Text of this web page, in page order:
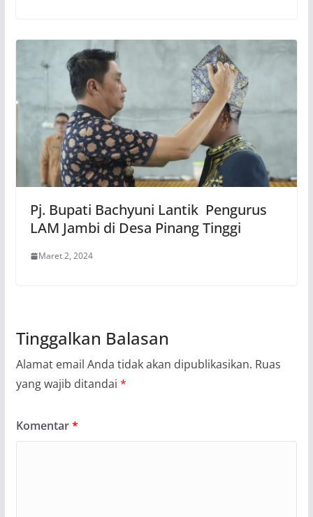
Pj. Bupati Bachyuni Lantik Pengurus
LAM Jambi di Desa Pinang Tinggi
Maret 2, 2024
Tinggalkan Balasan
Alamat email Anda tidak akan dipublikasikan. Ruas
yang wajib ditandai *
Komentar*